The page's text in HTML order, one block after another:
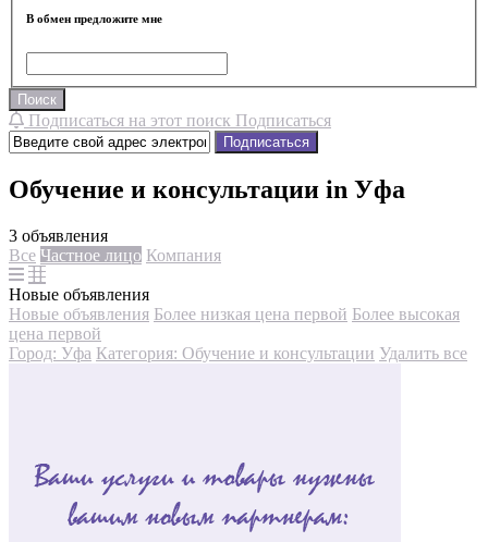
В обмен предложите мне
Поиск
Подписаться на этот поиск Подписаться
Подписаться
Обучение и консультации in Уфа
3 объявления
Все Частное лицо Компания
Новые объявления
Новые объявления Более низкая цена первой Более высокая
цена первой
Город: Уфа Категория: Обучение и консультации Удалить все